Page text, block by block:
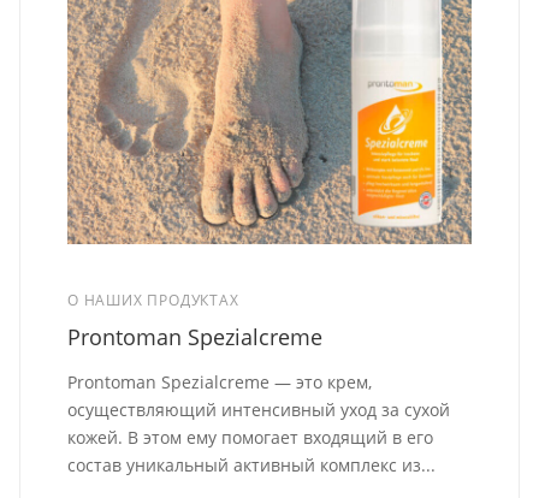
О НАШИХ ПРОДУКТАХ
Prontoman Spezialcreme
Prontoman Spezialcreme — это крем,
осуществляющий интенсивный уход за сухой
кожей. В этом ему помогает входящий в его
состав уникальный активный комплекс из...